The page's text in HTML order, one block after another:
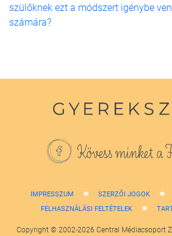
szülőknek ezt a módszert igénybe
számára?
Kövess minket a
IMPRESSZUM SZERZŐI JOGOK
FELHASZNÁLÁSI FELTÉTELEK
Copyright © 2002-2026 Central Médiacsoport